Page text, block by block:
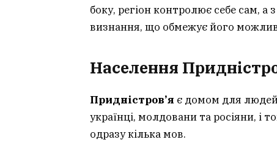
боку, регіон контролює себе сам, а
визнання, що обмежує його
Населення
Придністров’я є домом для людей
українці, молдовани та росіяни, і
одразу кілька мов.